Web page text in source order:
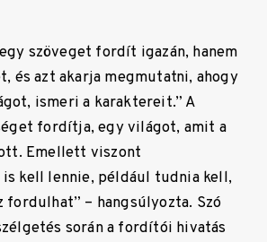
szöveget fordít igazán, hanem
és azt akarja megmutatni, ahogy
ismeri a karaktereit.” A
fordítja, egy világot, amit a
Emellett viszont
is kell lennie, például tudnia kell,
fordulhat” – hangsúlyozta. Szó
során a fordítói hivatás